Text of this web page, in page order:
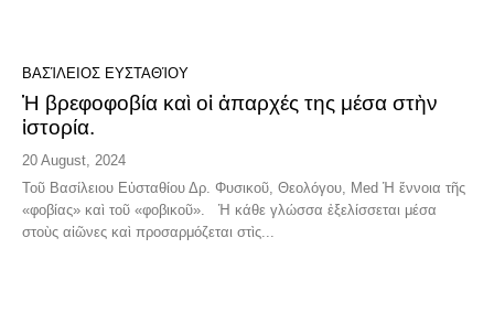
ΒΑΣΊΛΕΙΟΣ ΕΥΣΤΑΘΊΟΥ
Ἡ βρεφοφοβία καὶ οἱ ἀπαρχές της μέσα στὴν
ἱστορία.
20 August, 2024
Toῦ Βασίλειου Εὐσταθίου Δρ. Φυσικοῦ, Θεολόγου, Med Ἡ ἔννοια τῆς
«φοβίας» καὶ τοῦ «φοβικοῦ». Ἡ κάθε γλώσσα ἐξελίσσεται μέσα
στοὺς αἰῶνες καὶ προσαρμόζεται στὶς...